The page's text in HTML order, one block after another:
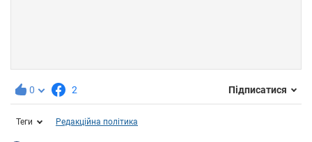
0 2 Підписатися
Теги Редакційна політика